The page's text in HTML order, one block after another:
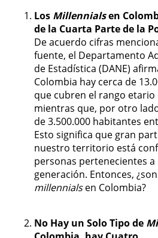
Los Millennialsen
de la Cuarta Parte de la
De acuerdo cifras
fuente, el Departamento
de Estadística (DANE)
Colombia hay cerca de
que cubren el rango etario
mientras que, por otro
de 3.500.000 habitantes
Esto significa que gran
nuestro territorio está
personas pertenecientes
generación. Entonces,
millennialsen Colombia?
No Hay un Solo Tipo de